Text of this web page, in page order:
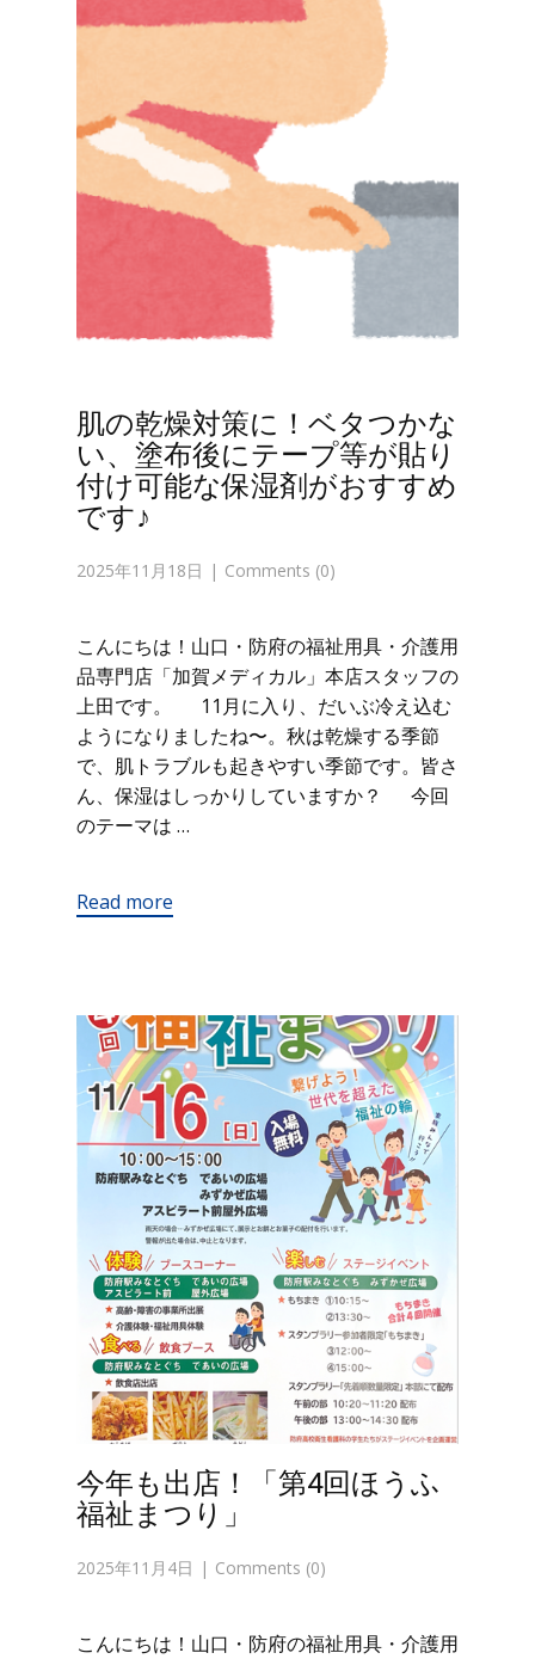
肌の乾燥対策に！ベタつかな
い、塗布後にテープ等が貼り
付け可能な保湿剤がおすすめ
です♪
2025年11月18日 Comments (0)
こんにちは！山口・防府の福祉用具・介護用
品専門店「加賀メディカル」本店スタッフの
上田です。 11月に入り、だいぶ冷え込む
ようになりましたね〜。秋は乾燥する季節
で、肌トラブルも起きやすい季節です。皆さ
ん、保湿はしっかりしていますか？ 今回
のテーマは …
Read more
今年も出店！「第4回ほうふ
福祉まつり」
2025年11月4日 Comments (0)
こんにちは！山口・防府の福祉用具・介護用